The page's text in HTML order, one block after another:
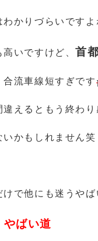
かりづらいですよ
いですけど、首
流車線短すぎです
えるともう終わり
かもしれません笑
で他にも迷うや
ばい道